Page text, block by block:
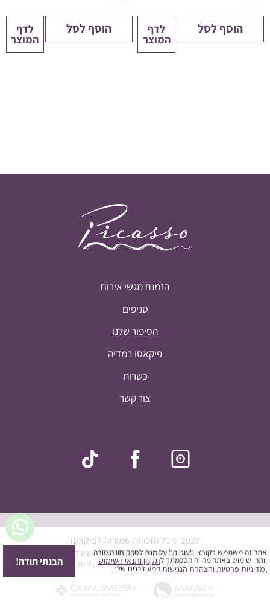
0
₪
חלק מההנחות יחושבו במסך התשלום
המשך בקנייה
הוסף לסל לדף
המוצר
הוסף לסל לדף
המוצר
הזמנת מגשי אירוח
סניפים
הסיפור שלנו
פיקאסו במדיה
כשרות
צור קשר
2026 © כל הזכויות שמורות לפיקאסו
אתר זה מוגן ע"י reCAPTCHA וגוגל
מדיניות פרטיותוגםתנאי השירות
אתר זה משתמש בקובצי "עוגיות" על מנת לספק חוויה טובה
יותר. שימוש באתר מהווה הסכמתך לתקנון ותנאי השימוש
,מדיניות פרטיותוהצהרת הנגישותהמעודכנים שלנו
הבנתי תודה!